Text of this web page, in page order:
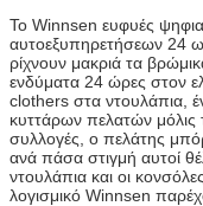
Το Winnsen ευφυές
αυτοεξυπηρετήσεων 24
ρίχνουν μακριά τα
ενδύματα 24 ώρες στον
clothers στα ντουλάπια,
κυττάρων πελατών μόλις
συλλογές, ο πελάτης
ανά πάσα στιγμή αυτοί
ντουλάπια και οι
λογισμικό Winnsen